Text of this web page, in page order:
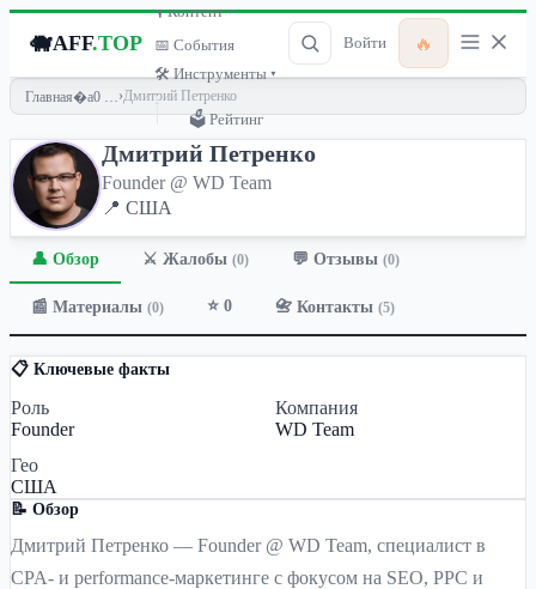
🐗AFF.TOP
🎙 Контент ▾
📅 События
🛠 Инструменты ▾
🗳 Рейтинг
Войти 🔥
Главная ›Дмитрий Петренко
Дмитрий Петренко
Founder @ WD Team
📍 США
👤 Обзор ⚔️ Жалобы (0) 💬 Отзывы (0)
📰 Материалы (0) ⭐ 0 📇 Контакты (5)
📋 Ключевые факты
Роль
Founder
Компания
WD Team
Гео
США
📝 Обзор
Дмитрий Петренко — Founder @ WD Team, специалист в
CPA- и performance-маркетинге с фокусом на SEO, PPC и